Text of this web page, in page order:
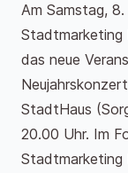
Am Samstag,
das neue
StadtHaus
20.00 Uhr. Im
Stadtmarketing